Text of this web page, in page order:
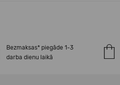
Bezmaksas* piegāde 1-3
darba dienu laikā